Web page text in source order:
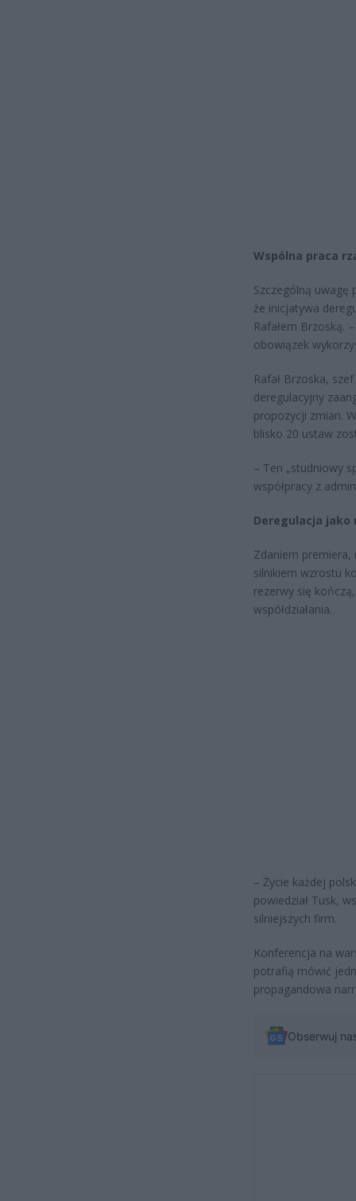
Wspólna praca
Szczególną uwagę
że inicjatywa
Rafałem Brzoską.
obowiązek
Rafał Brzoska,
deregulacyjny
propozycji zmian.
blisko 20 ustaw
– Ten „studniowy
współpracy z
Deregulacja
Zdaniem premiera,
silnikiem wzrostu
rezerwy się
współdziałania.
– Życie każdej
powiedział Tusk,
silniejszych firm.
Konferencja na
potrafią mówić
propagandowa
Obserwuj